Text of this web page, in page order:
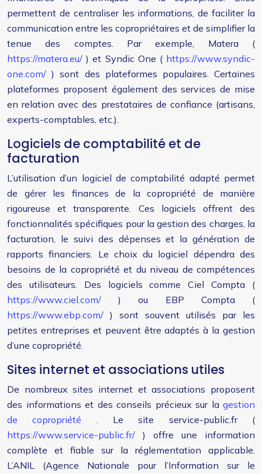
permettent de centraliser les informations, de faciliter la
communication entre les copropriétaires et de simplifier la
tenue des comptes. Par exemple, Matera (
https://matera.eu/) et Syndic One ( https://www.syndic-
one.com/) sont des plateformes populaires. Certaines
plateformes proposent également des services de mise
en relation avec des prestataires de confiance (artisans,
experts-comptables, etc.).
Logiciels de comptabilité et de
facturation
L’utilisation d’un logiciel de comptabilité adapté permet
de gérer les finances de la copropriété de manière
rigoureuse et transparente. Ces logiciels offrent des
fonctionnalités spécifiques pour la gestion des charges, la
facturation, le suivi des dépenses et la génération de
rapports financiers. Le choix du logiciel dépendra des
besoins de la copropriété et du niveau de compétences
des utilisateurs. Des logiciels comme Ciel Compta (
https://www.ciel.com/) ou EBP Compta (
https://www.ebp.com/ ) sont souvent utilisés par les
petites entreprises et peuvent être adaptés à la gestion
d’une copropriété.
Sites internet et associations utiles
De nombreux sites internet et associations proposent
des informations et des conseils précieux sur la gestion
de copropriété . Le site service-public.fr (
https://www.service-public.fr/ ) offre une information
complète et fiable sur la réglementation applicable.
L’ANIL (Agence Nationale pour l’Information sur le